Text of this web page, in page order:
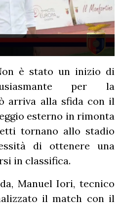
è stato un inizio di
per la
arriva alla sfida con il
esterno in rimonta
tornano allo stadio
di ottenere una
in classifica.
Manuel Iori, tecnico
il match con il